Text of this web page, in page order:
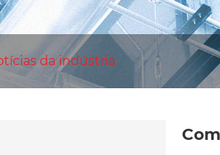
da indústria